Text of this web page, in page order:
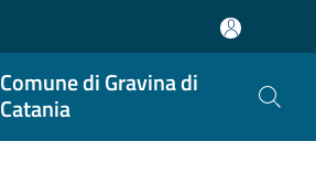
Comune di Gravina di
Catania